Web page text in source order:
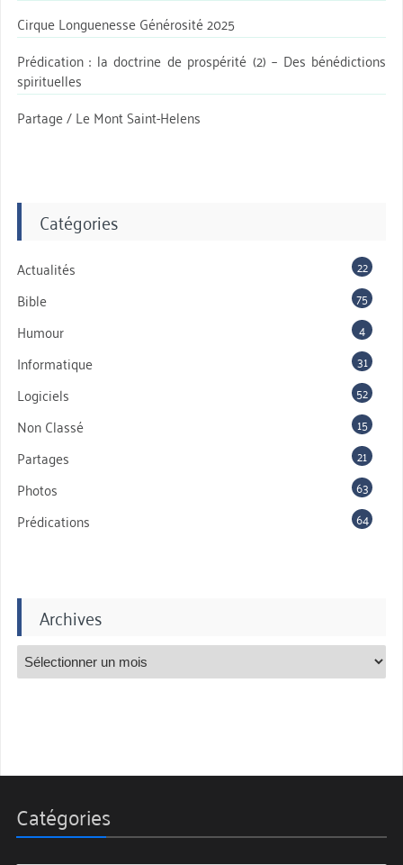
Cirque Longuenesse Générosité 2025
Prédication : la doctrine de prospérité (2) – Des bénédictions
spirituelles
Partage / Le Mont Saint-Helens
Catégories
Actualités 22
Bible 75
Humour 4
Informatique 31
Logiciels 52
Non Classé 15
Partages 21
Photos 63
Prédications 64
Archives
Catégories